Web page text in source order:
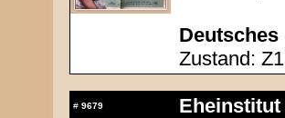
Deutsches
Zustand:
# 9679